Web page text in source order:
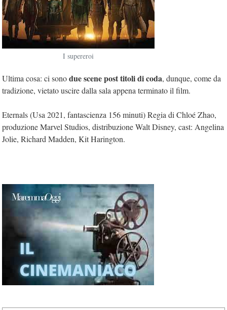
I supereroi
Ultima cosa: ci sonodue scene post titoli di coda, dunque, come da
tradizione, vietato uscire dalla sala appena terminato il film.
Eternals (Usa 2021, fantascienza 156 minuti) Regia di Chloé Zhao,
produzione Marvel Studios, distribuzione Walt Disney, cast: Angelina
Jolie, Richard Madden, Kit Harington.